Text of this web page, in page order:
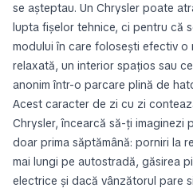
se așteptau. Un Chrysler poate
lupta fișelor tehnice, ci pentru că
modului în care folosești efectiv o
relaxată, un interior spațios sau
anonim într-o parcare plină de
Acest caracter de zi cu zi
Chrysler, încearcă să-ți imaginezi
doar prima săptămână: porniri la
mai lungi pe autostradă, găsirea
electrice și dacă vânzătorul pare